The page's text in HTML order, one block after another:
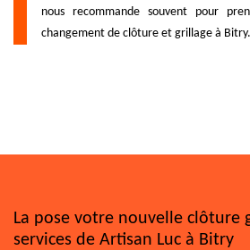
nous recommande souvent pour
changement de clôture et grillage à Bitry.
La pose votre nouvelle clôture
services de Artisan Luc à Bitry